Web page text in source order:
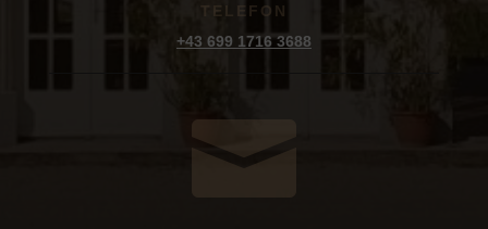
TELEFON
+43 699 1716 3688
